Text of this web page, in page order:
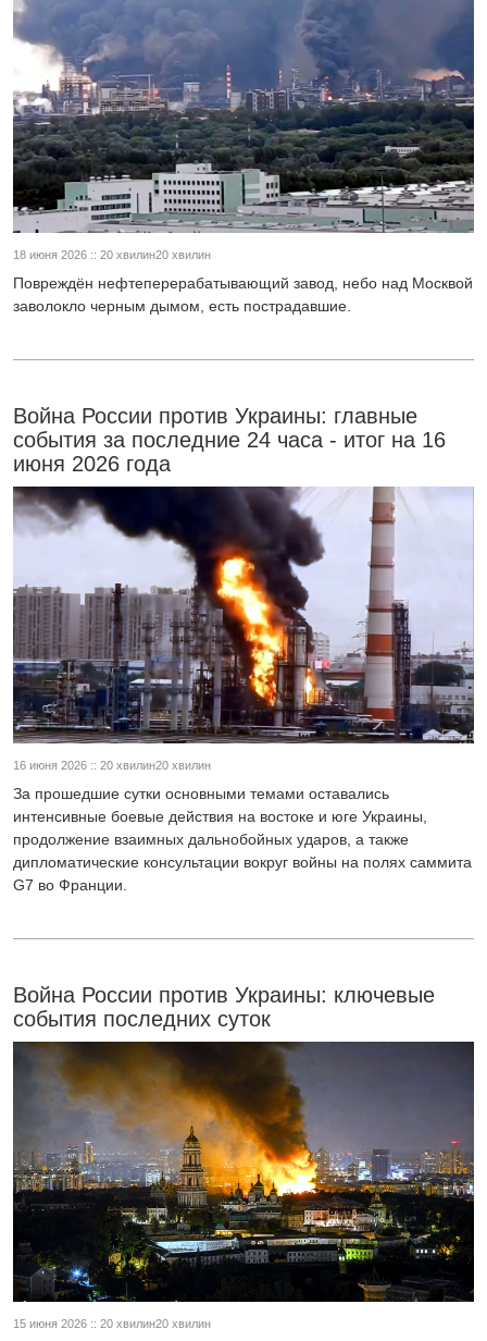
18 июня 2026 :: 20 хвилин20 хвилин
Повреждён нефтеперерабатывающий завод, небо над Москвой
заволокло черным дымом, есть пострадавшие.
Война России против Украины: главные
события за последние 24 часа - итог на 16
июня 2026 года
16 июня 2026 :: 20 хвилин20 хвилин
За прошедшие сутки основными темами оставались
интенсивные боевые действия на востоке и юге Украины,
продолжение взаимных дальнобойных ударов, а также
дипломатические консультации вокруг войны на полях саммита
G7 во Франции.
Война России против Украины: ключевые
события последних суток
15 июня 2026 :: 20 хвилин20 хвилин